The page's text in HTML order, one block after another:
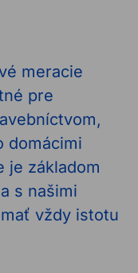
meracie
pre
domácimi
je základom
s našimi
vždy istotu